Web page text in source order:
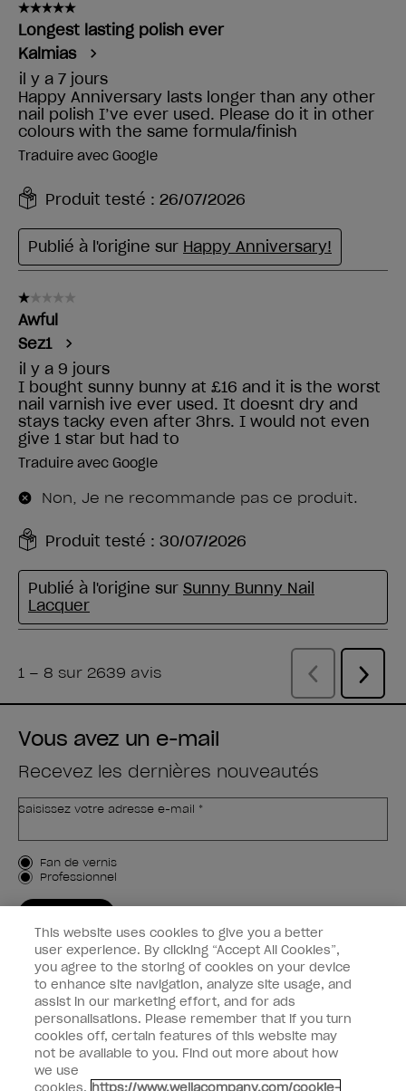
Vous avez un e-mail
Recevez les dernières nouveautés
Saisissez votre adresse e-mail *
Type de client
Fan de vernis
Professionnel
Informations clients
Connectez-Vous
This website uses cookies to give you a better
user experience. By clicking “Accept All Cookies”,
you agree to the storing of cookies on your device
to enhance site navigation, analyze site usage, and
assist in our marketing effort, and for ads
personalisations. Please remember that if you turn
cookies off, certain features of this website may
not be available to you. Find out more about how
we use
cookies. https://www.wellacompany.com/cookie-